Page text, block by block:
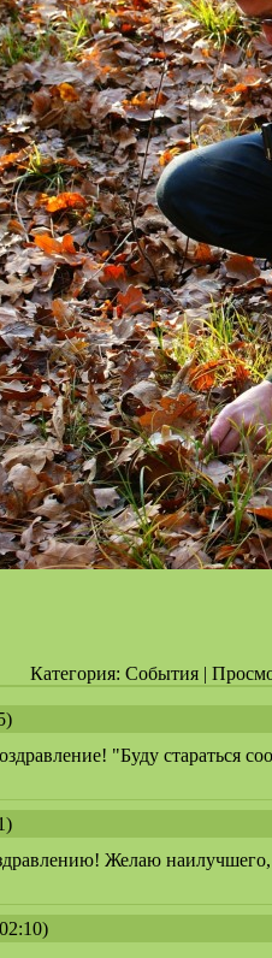
Категория: События |
"Буду стараться
Желаю